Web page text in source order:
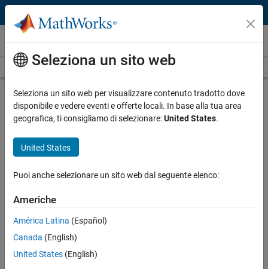
Vai al contenuto
Video
Videos Home Search
Play
Description
Easy Wireless Waveform
Generation with MATLAB
Full Transcript
Related Resources
Seleziona un sito web
Seleziona un sito web per visualizzare contenuto tradotto dove
disponibile e vedere eventi e offerte locali. In base alla tua area
geografica, ti consigliamo di selezionare:United States.
United States
Puoi anche selezionare un sito web dal seguente elenco:
Americhe
América Latina (Español)
Canada (English)
United States (English)